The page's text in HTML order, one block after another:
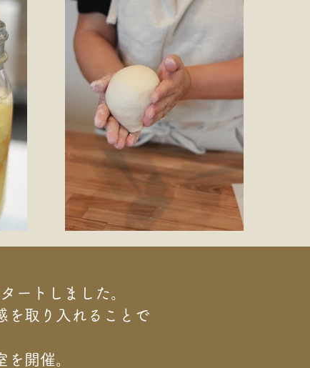
ートしました。
を取り入れることで
開催。